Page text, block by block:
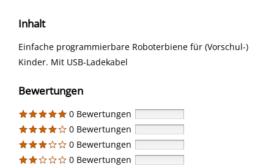
Inhalt
Einfache programmierbare Roboterbiene für (Vorschul-)
Kinder. Mit USB-Ladekabel
Bewertungen
0 Bewertungen
0 Bewertungen
0 Bewertungen
0 Bewertungen